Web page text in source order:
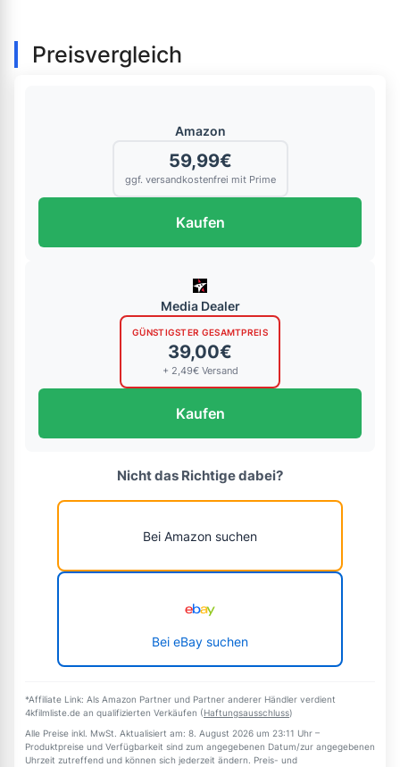
Preisvergleich
Amazon
59,99€
ggf. versandkostenfrei mit Prime
Kaufen
Media Dealer
GÜNSTIGSTER GESAMTPREIS
39,00€
+ 2,49€ Versand
Kaufen
Nicht das Richtige dabei?
Bei Amazon suchen
Bei eBay suchen
*Affiliate Link: Als Amazon Partner und Partner anderer Händler verdient
4kfilmliste.de an qualifizierten Verkäufen (Haftungsausschluss)
Alle Preise inkl. MwSt. Aktualisiert am: 8. August 2026 um 23:11 Uhr –
Produktpreise und Verfügbarkeit sind zum angegebenen Datum/zur angegebenen
Uhrzeit zutreffend und können sich jederzeit ändern. Preis- und